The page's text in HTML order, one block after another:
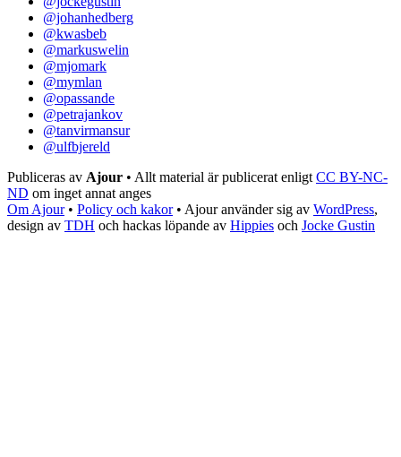
@johanhedberg
@kwasbeb
@markuswelin
@mjomark
@mymlan
@opassande
@petrajankov
@tanvirmansur
@ulfbjereld
Publiceras av Ajour • Allt material är publicerat enligt CC BY-NC-
ND om inget annat anges
Om Ajour• Policy och kakor• Ajour använder sig av WordPress,
design av TDH och hackas löpande av Hippies och Jocke Gustin